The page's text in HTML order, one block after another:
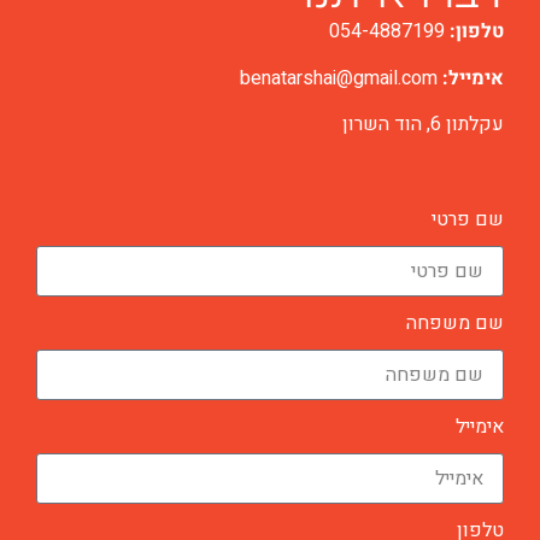
טלפון: 054-4887199
אימייל: benatarshai@gmail.com
עקלתון 6, הוד השרון
שם פרטי
שם משפחה
אימייל
טלפון